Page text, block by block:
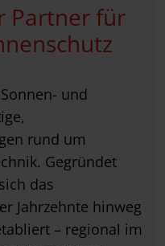
Partner für
und
rund um
Gegründet
das
Jahrzehnte hinweg
– regional im